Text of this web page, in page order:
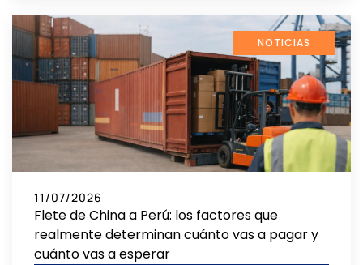
NOTICIAS
11/07/2026
Flete de China a Perú: los factores que
realmente determinan cuánto vas a pagar y
cuánto vas a esperar